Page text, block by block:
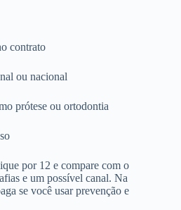
contrato
ou nacional
prótese ou ortodontia
por 12 e compare com o
e um possível canal. Na
se você usar prevenção e